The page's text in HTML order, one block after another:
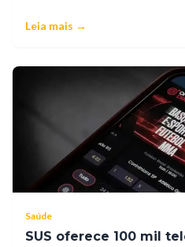
Leia mais →
Saúde
SUS oferece 100 mil